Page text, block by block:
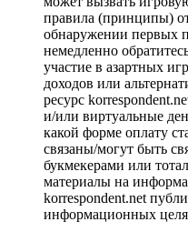
правила (принципы)
обнаружении первых
немедленно
участие в азартных
доходов или
ресурс
и/или виртуальные
какой форме оплату
связаны/могут быть
букмекерами или
материалы на
korrespondent.net
информационных